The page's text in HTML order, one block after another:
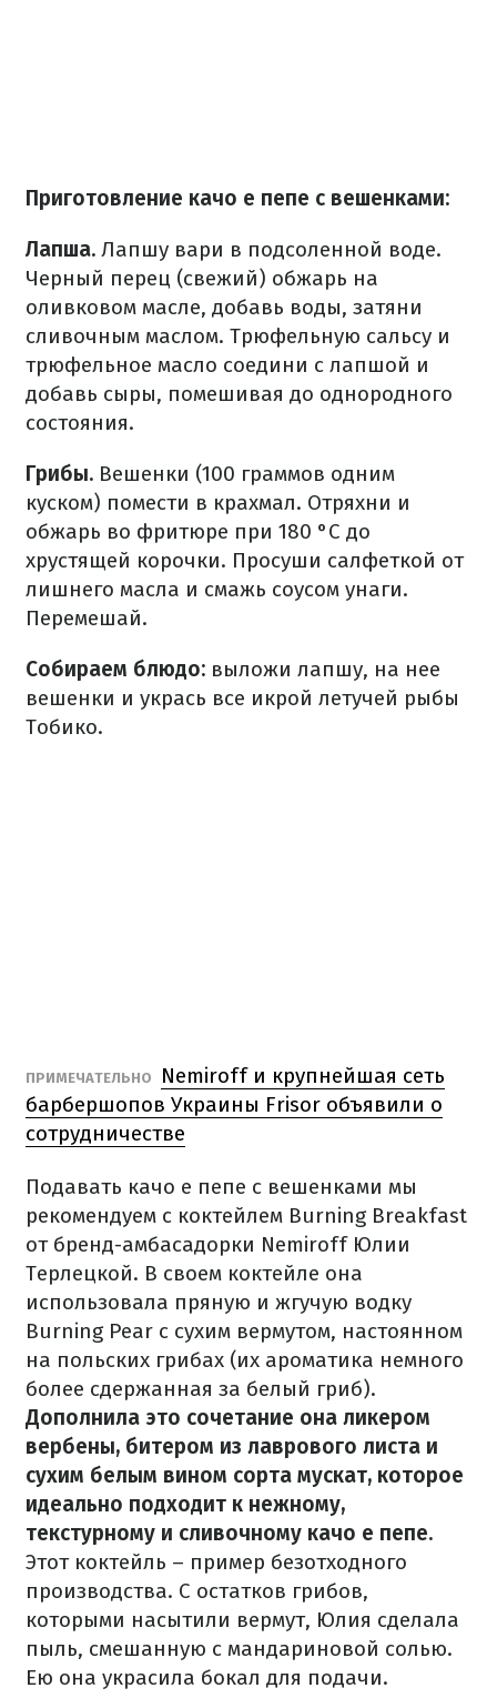
Приготовление качо е пепе с вешенками:
Лапша. Лапшу вари в подсоленной воде.
Черный перец (свежий) обжарь на
оливковом масле, добавь воды, затяни
сливочным маслом. Трюфельную сальсу и
трюфельное масло соедини с лапшой и
добавь сыры, помешивая до однородного
состояния.
Грибы. Вешенки (100 граммов одним
куском) помести в крахмал. Отряхни и
обжарь во фритюре при 180 °C до
хрустящей корочки. Просуши салфеткой от
лишнего масла и смажь соусом унаги.
Перемешай.
Собираем блюдо: выложи лапшу, на нее
вешенки и укрась все икрой летучей рыбы
Тобико.
ПРИМЕЧАТЕЛЬНО
Nemiroff и крупнейшая сеть
барбершопов Украины Frisor объявили о
сотрудничестве
Подавать качо е пепе с вешенками мы
рекомендуем с коктейлем Burning Breakfast
от бренд-амбасадорки Nemiroff Юлии
Терлецкой. В своем коктейле она
использовала пряную и жгучую водку
Burning Pear с сухим вермутом, настоянном
на польских грибах (их ароматика немного
более сдержанная за белый гриб).
Дополнила это сочетание она ликером
вербены, битером из лаврового листа и
сухим белым вином сорта мускат, которое
идеально подходит к нежному,
текстурному и сливочному качо е пепе.
Этот коктейль – пример безотходного
производства. С остатков грибов,
которыми насытили вермут, Юлия сделала
пыль, смешанную с мандариновой солью.
Ею она украсила бокал для подачи.